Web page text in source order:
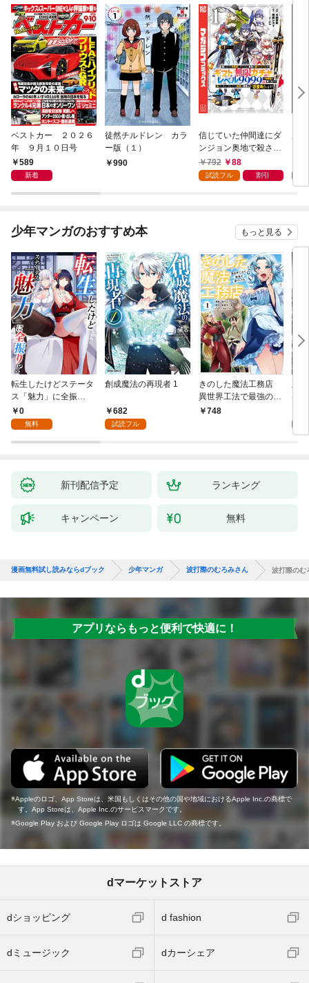
ベストカー ２０２６
年 ９月１０日号
589
新着
徒然チルドレン カラ
ー版（１）
990
信じていた仲間達にダ
ンジョン奥地で殺され
かけたがギフト『無限
ガチャ』でレベル９９
『ざまぁ！』します！
792 88
試読フル 割引
少年マンガのおすすめ本 もっと見る
転生したけどステータ
ス「魅力」に全振
り！？(1)
0
無料
創成魔法の再現者 1
682
試読フル
きのした魔法工務店
異世界工法で最強の家
づくりを（コミック）
748
兆
る
新刊配信予定 ランキング
キャンペーン 無料
漫画無料試し読みならdブック 少年マンガ 波打際のむろみさん 波打際のむ
アプリならもっと便利で快適に！
Appleのロゴ、App Storeは、米国もしくはその他の国や地域におけるApple Inc.の商標で
す。App Storeは、Apple Inc.のサービスマークです。
Google Play および Google Play ロゴは Google LLC の商標です。
dマーケットストア
dショッピング d fashion
dミュージック dカーシェア